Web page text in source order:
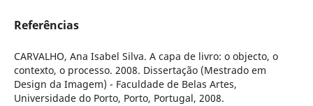
Referências
CARVALHO, Ana Isabel Silva. A capa de livro: o objecto, o
contexto, o processo. 2008. Dissertação (Mestrado em
Design da Imagem) - Faculdade de Belas Artes,
Universidade do Porto, Porto, Portugal, 2008.